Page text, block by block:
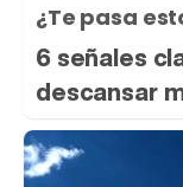
¿Te pasa
6 señales
descansar